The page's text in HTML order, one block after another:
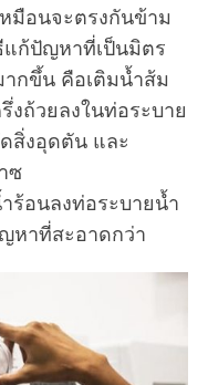
มือนจะตรงกันข้าม
ก้ปัญหาที่เป็นมิตร
กขึ้น คือเติมน้ำส้ม
งถ้วยลงในท่อระบาย
สิ่งอุดตัน และ
ซ
ร้อนลงท่อระบายน้ำ
หาที่สะอาดกว่า